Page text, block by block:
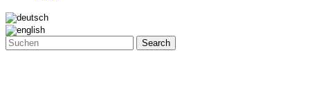
Search